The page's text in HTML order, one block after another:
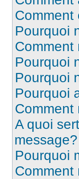
Comment
Pourquoi
Comment
Pourquoi
Pourquoi
Pourquoi
Comment
A quoi
message?
Pourquoi
Comment